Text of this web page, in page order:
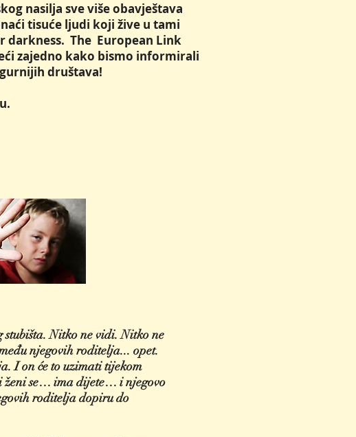
nasilja sve više obavještava
tisuće ljudi koji žive u tami
darkness. The European Link
zajedno kako bismo informirali
društava!
stubišta. Nitko ne vidi. Nitko ne
njegovih roditelja... opet.
I on će to uzimati tijekom
i ženi se… ima dijete… i njegovo
roditelja dopiru do